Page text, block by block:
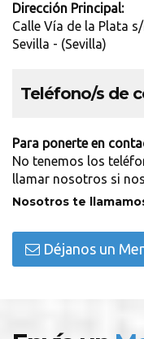
Dirección Principal:
Calle Vía de la Plata
Sevilla - (Sevilla)
Teléfono/s de
Para ponerte en
No tenemos los
llamar nosotros si
Nosotros te
Déjanos un